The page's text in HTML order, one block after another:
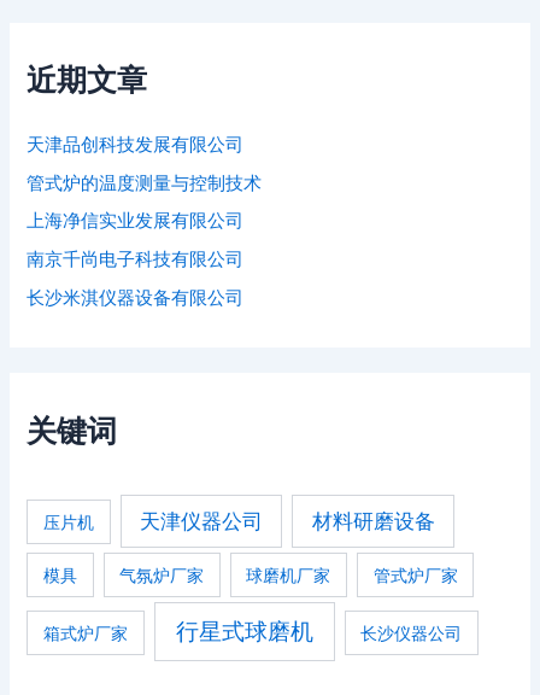
近期文章
天津品创科技发展有限公司
管式炉的温度测量与控制技术
上海净信实业发展有限公司
南京千尚电子科技有限公司
长沙米淇仪器设备有限公司
关键词
压片机 天津仪器公司 材料研磨设备
模具 气氛炉厂家 球磨机厂家 管式炉厂家
箱式炉厂家 行星式球磨机 长沙仪器公司